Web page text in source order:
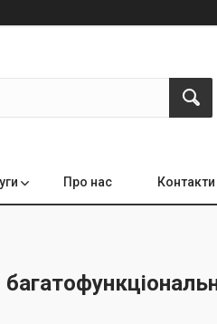
Про нас Контакти